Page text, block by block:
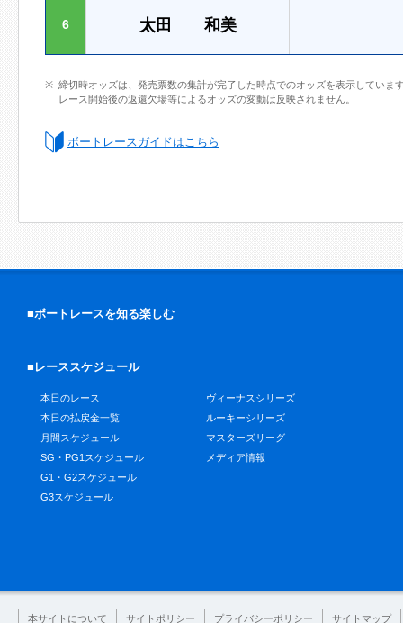
6 太田 和美
締切時オッズは、発売票数の集計が完了した時点でのオッズを表示していま
レース開始後の返還欠場等によるオッズの変動は反映されません。
ボートレースガイドはこちら
■ボートレースを知る楽しむ
■レーススケジュール
本日のレース
本日の払戻金一覧
月間スケジュール
SG・PG1スケジュール
G1・G2スケジュール
G3スケジュール
ヴィーナスシリーズ
ルーキーシリーズ
マスターズリーグ
メディア情報
本サイトについて サイトポリシー プライバシーポリシー サイトマップ